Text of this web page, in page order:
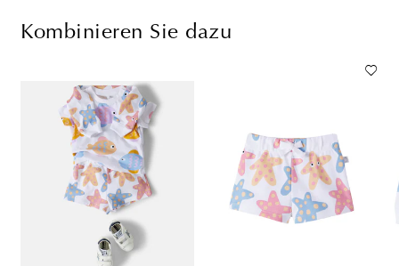
Kombinieren Sie dazu